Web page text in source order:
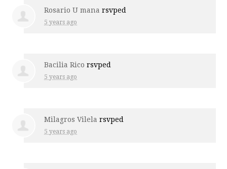
Rosario U mana rsvped
5 years ago
Bacilia Rico rsvped
5 years ago
Milagros Vilela rsvped
5 years ago